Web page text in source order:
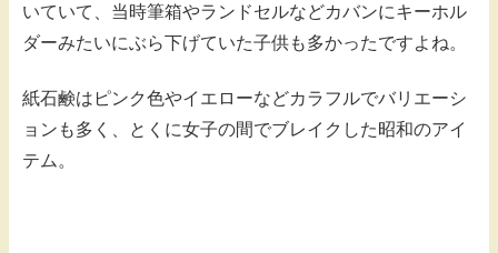
いていて、当時筆箱やランドセルなどカバンにキーホル
ダーみたいにぶら下げていた子供も多かったですよね。
紙石鹸はピンク色やイエローなどカラフルでバリエーシ
ョンも多く、とくに女子の間でブレイクした昭和のアイ
テム。